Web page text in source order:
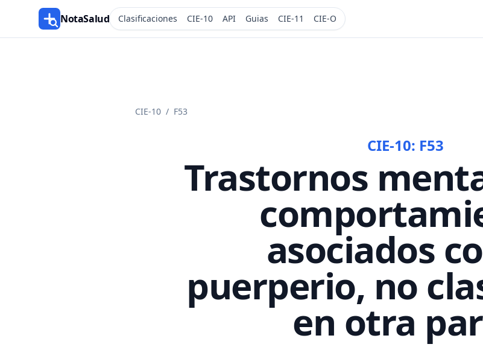
NotaSalud Clasificaciones CIE-10 API Guias CIE-11 CIE-O
CIE-10 / F53
CIE-10: F53
Trastornos
asociados
puerperio, no
en otra